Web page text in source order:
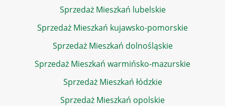
Sprzedaż Mieszkań lubelskie
Sprzedaż Mieszkań kujawsko-pomorskie
Sprzedaż Mieszkań dolnośląskie
Sprzedaż Mieszkań warmińsko-mazurskie
Sprzedaż Mieszkań łódzkie
Sprzedaż Mieszkań opolskie